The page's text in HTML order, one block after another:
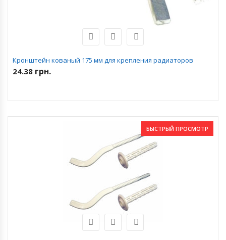
Кронштейн кованый 175 мм для крепления радиаторов
24.38 грн.
БЫСТРЫЙ ПРОСМОТР